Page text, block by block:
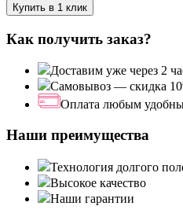
Купить в 1 клик
Как получить заказ?
Доставим уже через 2
Самовывоз — скидка
Оплата любым
Наши преимущества
Технология долгого
Высокое качество
Наши гарантии